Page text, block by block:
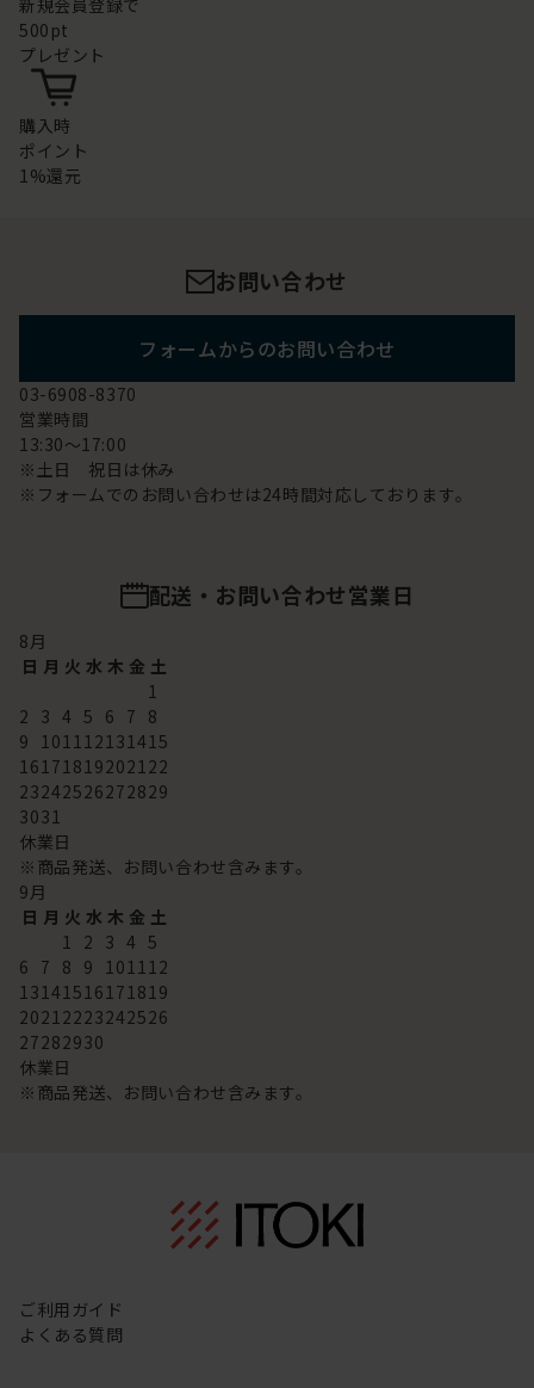
新規会員登録で
500pt
プレゼント
購入時
ポイント
1%還元
お問い合わせ
フォームからのお問い合わせ
03-6908-8370
営業時間
13:30～17:00
※土日 祝日は休み
※フォームでのお問い合わせは24時間対応しております。
配送・お問い合わせ営業日
8月
日 月 火 水 木 金 土
1
2 3 4 5 6 7 8
9 101112131415
16171819202122
23242526272829
3031
休業日
※商品発送、お問い合わせ含みます。
9月
日 月 火 水 木 金 土
1 2 3 4 5
6 7 8 9 101112
13141516171819
20212223242526
27282930
休業日
※商品発送、お問い合わせ含みます。
ご利用ガイド
よくある質問